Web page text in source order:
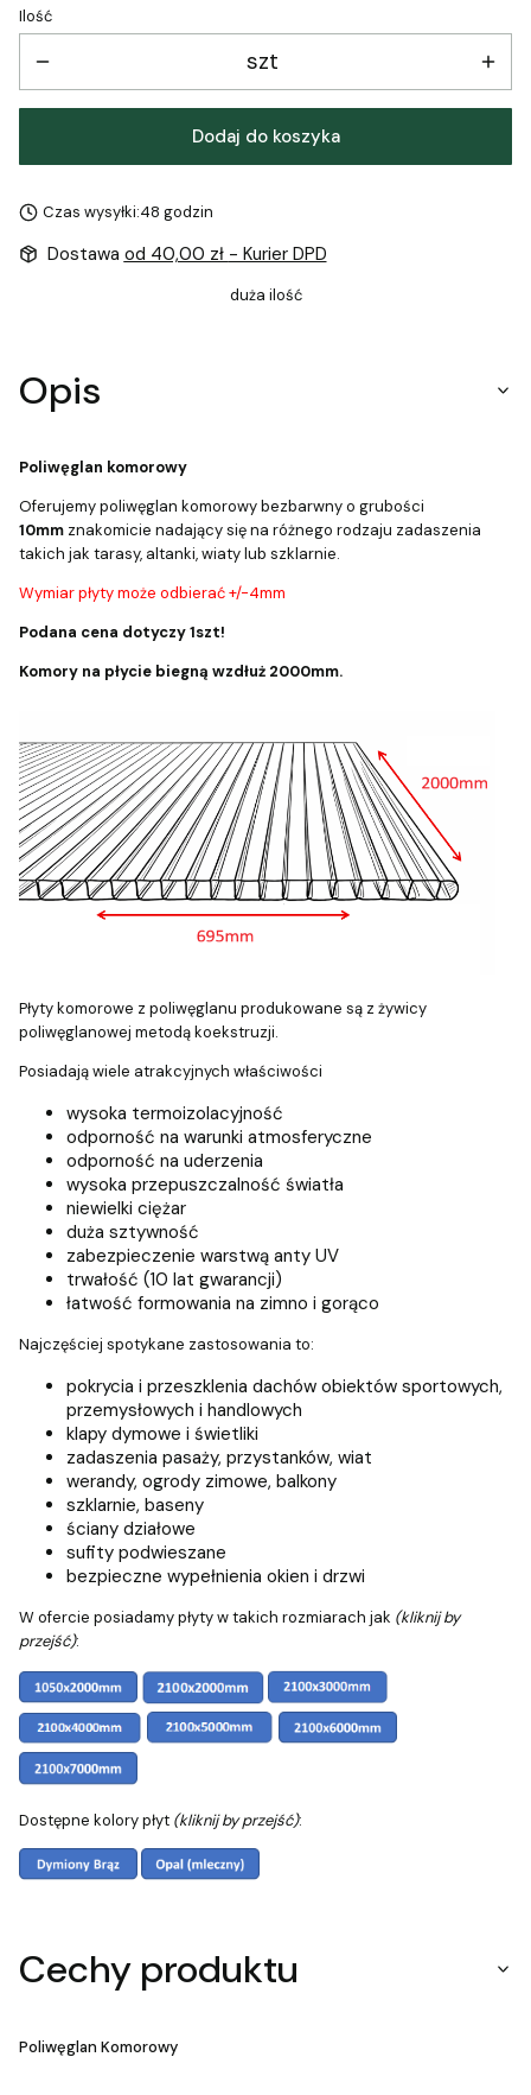
Ilość
szt
Dodaj do koszyka
Czas wysyłki:48 godzin
Dostawa od 40,00 zł - Kurier DPD
duża ilość
Opis
Poliwęglan komorowy
Oferujemy poliwęglan komorowy bezbarwny o grubości
10mm znakomicie nadający się na różnego rodzaju zadaszenia
takich jak tarasy, altanki, wiaty lub szklarnie.
Wymiar płyty może odbierać +/-4mm
Podana cena dotyczy 1szt!
Komory na płycie biegną wzdłuż 2000mm.
Płyty komorowe z poliwęglanu produkowane są z żywicy
poliwęglanowej metodą koekstruzji.
Posiadają wiele atrakcyjnych właściwości
wysoka termoizolacyjność
odporność na warunki atmosferyczne
odporność na uderzenia
wysoka przepuszczalność światła
niewielki ciężar
duża sztywność
zabezpieczenie warstwą anty UV
trwałość (10 lat gwarancji)
łatwość formowania na zimno i gorąco
Najczęściej spotykane zastosowania to:
pokrycia i przeszklenia dachów obiektów sportowych,
przemysłowych i handlowych
klapy dymowe i świetliki
zadaszenia pasaży, przystanków, wiat
werandy, ogrody zimowe, balkony
szklarnie, baseny
ściany działowe
sufity podwieszane
bezpieczne wypełnienia okien i drzwi
W ofercie posiadamy płyty w takich rozmiarach jak (kliknij by
przejść):
Dostępne kolory płyt (kliknij by przejść):
Cechy produktu
Poliwęglan Komorowy